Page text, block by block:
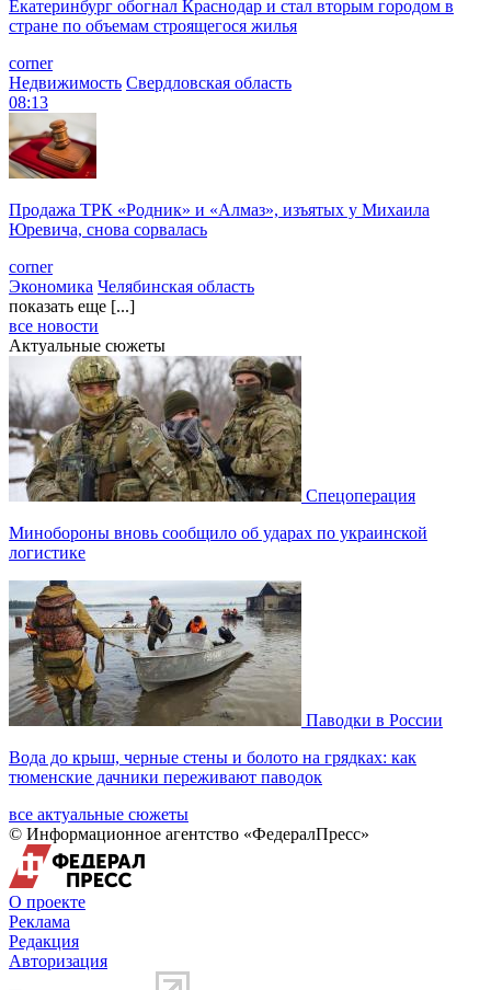
Екатеринбург обогнал Краснодар и стал вторым городом в
стране по объемам строящегося жилья
corner
Недвижимость Свердловская область
08:13
Продажа ТРК «Родник» и «Алмаз», изъятых у Михаила
Юревича, снова сорвалась
corner
Экономика Челябинская область
показать еще [...]
все новости
Актуальные сюжеты
Спецоперация
Минобороны вновь сообщило об ударах по украинской
логистике
Паводки в России
Вода до крыш, черные стены и болото на грядках: как
тюменские дачники переживают паводок
все актуальные сюжеты
© Информационное агентство «ФедералПресс»
О проекте
Реклама
Редакция
Авторизация